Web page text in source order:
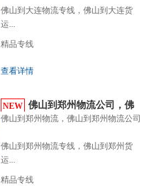
佛山到大连物流专线，佛山到大连货
运...
精品专线
查看详情
NEW
佛山到郑州物流公司，佛
山到...
佛山到郑州物流，佛山到郑州物流公司
佛山到郑州物流专线，佛山到郑州货
运...
精品专线